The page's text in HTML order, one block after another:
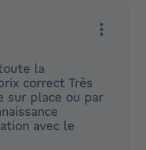
la
correct Très
sur place ou par
avec le